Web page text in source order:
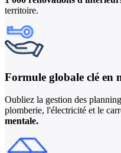
territoire.
Formule globale clé en
Oubliez la gestion des
plomberie, l'électricité et le
mentale.